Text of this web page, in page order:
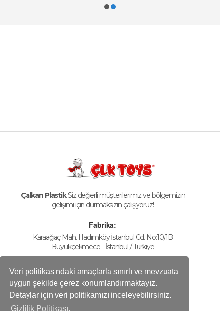
Veri politikasındaki amaçlarla sınırlı ve mevzuata
uygun şekilde çerez konumlandırmaktayız.
Detaylar için veri politikamızı inceleyebilirsiniz.
Gizlilik Politikası.
Çalkan PlastikSiz değerli müşterilerimiz ve bölgemizin
gelişimi için durmaksızın çalışıyoruz!
Fabrika:
Karaağaç Mah. Hadımköy İstanbul Cd. No:10/1B
Büyükçekmece - İstanbul / Türkiye
Telefon
+90-212 858 25 50 (pbx)
Fax
+90-212 858 16 60